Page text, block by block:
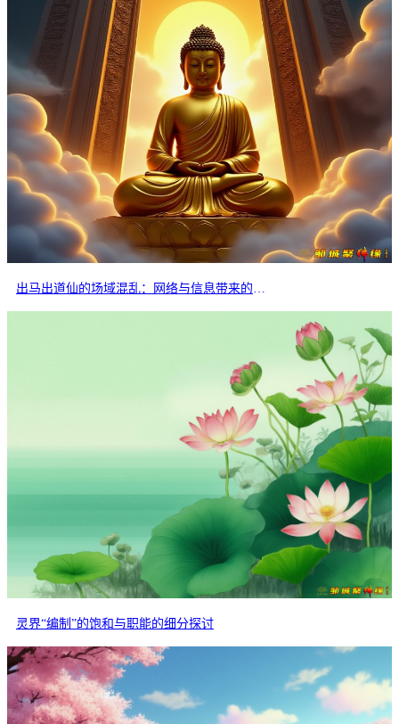
在线投稿
联系我们
灵界“编制”的饱和与职能的细分探讨